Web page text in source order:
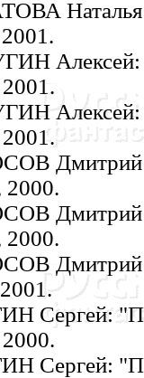
Алексей:
Алексей:
Дмитрий:
Дмитрий:
Сергей:
Сергей: